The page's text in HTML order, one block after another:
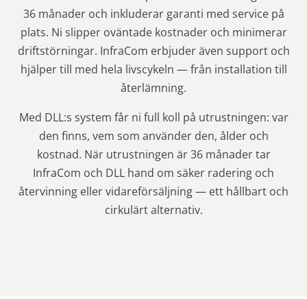
36 månader och inkluderar garanti med service på
plats. Ni slipper oväntade kostnader och minimerar
driftstörningar. InfraCom erbjuder även support och
hjälper till med hela livscykeln — från installation till
återlämning.
Med DLL:s system får ni full koll på utrustningen: var
den finns, vem som använder den, ålder och
kostnad. När utrustningen är 36 månader tar
InfraCom och DLL hand om säker radering och
återvinning eller vidareförsäljning — ett hållbart och
cirkulärt alternativ.